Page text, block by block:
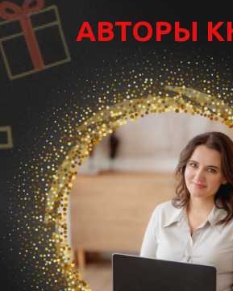
Основатель международной
онлайн-школы русского языка
для детей-билингвов «iRUS»,
Руководитель «Яркие мы» -
онлайн-школы по обучению
руководителей и сотрудников
детских проектов,
>1800 человек прошли курсы,
Обучила более 150
менеджеров по продажам,
Спикер отраслевых
конференций, автор
обучающих курсов по